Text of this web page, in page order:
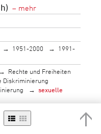
1951-2000
1991-
Rechte und Freiheiten
Diskriminierung
sexuelle
Feiertag